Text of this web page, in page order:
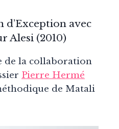
avec
Alesi (2010)
de la collaboration
Pierre Hermé
de Matali